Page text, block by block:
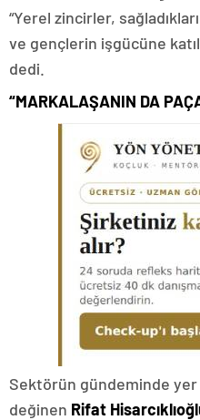
“Yerel zincirler,
ve gençlerin işgücüne
dedi.
“MARKALAŞANIN DA
Sektörün gündeminde
değinen Rifat